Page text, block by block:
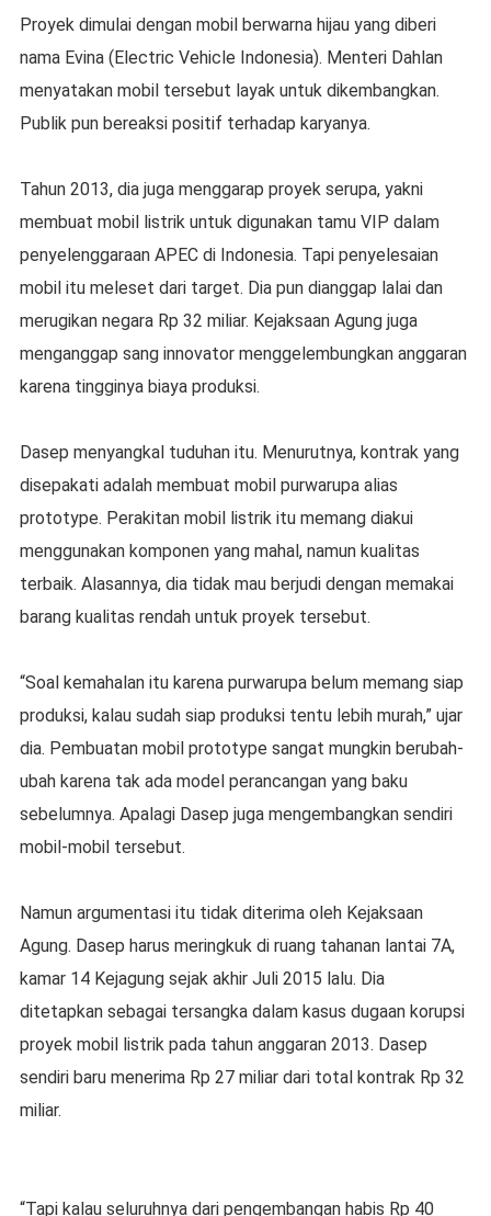
Proyek dimulai dengan mobil berwarna hijau yang diberi
nama Evina (Electric Vehicle Indonesia). Menteri Dahlan
menyatakan mobil tersebut layak untuk dikembangkan.
Publik pun bereaksi positif terhadap karyanya.
Tahun 2013, dia juga menggarap proyek serupa, yakni
membuat mobil listrik untuk digunakan tamu VIP dalam
penyelenggaraan APEC di Indonesia. Tapi penyelesaian
mobil itu meleset dari target. Dia pun dianggap lalai dan
merugikan negara Rp 32 miliar. Kejaksaan Agung juga
menganggap sang innovator menggelembungkan anggaran
karena tingginya biaya produksi.
Dasep menyangkal tuduhan itu. Menurutnya, kontrak yang
disepakati adalah membuat mobil purwarupa alias
prototype. Perakitan mobil listrik itu memang diakui
menggunakan komponen yang mahal, namun kualitas
terbaik. Alasannya, dia tidak mau berjudi dengan memakai
barang kualitas rendah untuk proyek tersebut.
“Soal kemahalan itu karena purwarupa belum memang siap
produksi, kalau sudah siap produksi tentu lebih murah,” ujar
dia. Pembuatan mobil prototype sangat mungkin berubah-
ubah karena tak ada model perancangan yang baku
sebelumnya. Apalagi Dasep juga mengembangkan sendiri
mobil-mobil tersebut.
Namun argumentasi itu tidak diterima oleh Kejaksaan
Agung. Dasep harus meringkuk di ruang tahanan lantai 7A,
kamar 14 Kejagung sejak akhir Juli 2015 lalu. Dia
ditetapkan sebagai tersangka dalam kasus dugaan korupsi
proyek mobil listrik pada tahun anggaran 2013. Dasep
sendiri baru menerima Rp 27 miliar dari total kontrak Rp 32
miliar.
“Tapi kalau seluruhnya dari pengembangan habis Rp 40